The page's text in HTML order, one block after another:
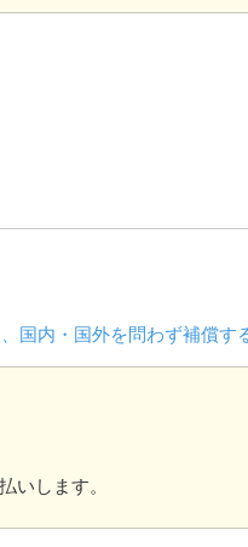
国内・国外を問わず補償す
いします。